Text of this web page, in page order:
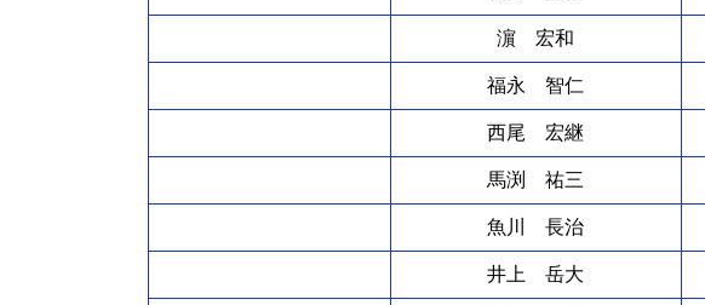
濵 宏和
福永 智仁
西尾 宏継
馬渕 祐三
魚川 長治
井上 岳大